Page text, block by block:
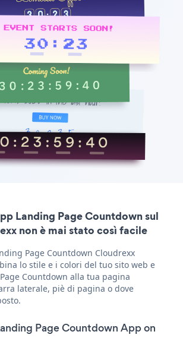
Landing Page Countdown sul
non è mai stato così facile
Page Countdown Cloudrexx
lo stile e i colori del tuo sito web e
Countdown alla tua pagina
laterale, piè di pagina o dove
Page Countdown App on